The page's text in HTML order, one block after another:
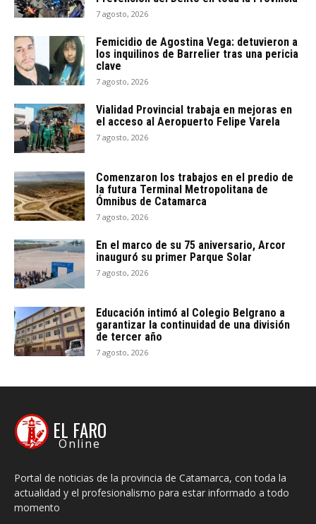
7 agosto, 2026
Femicidio de Agostina Vega: detuvieron a
los inquilinos de Barrelier tras una pericia
clave
7 agosto, 2026
Vialidad Provincial trabaja en mejoras en
el acceso al Aeropuerto Felipe Varela
7 agosto, 2026
Comenzaron los trabajos en el predio de
la futura Terminal Metropolitana de
Ómnibus de Catamarca
7 agosto, 2026
En el marco de su 75 aniversario, Arcor
inauguró su primer Parque Solar
7 agosto, 2026
Educación intimó al Colegio Belgrano a
garantizar la continuidad de una división
de tercer año
7 agosto, 2026
EL FARO
Online
Portal de noticias de la provincia de Catamarca, con toda la
actualidad y el profesionalismo para estar informado a todo
momento